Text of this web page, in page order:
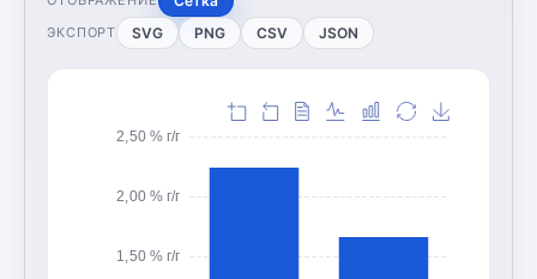
ЭКСПОРТ SVG PNG CSV JSON
1,50 % г/г
2,00 % г/г
2,50 % г/г